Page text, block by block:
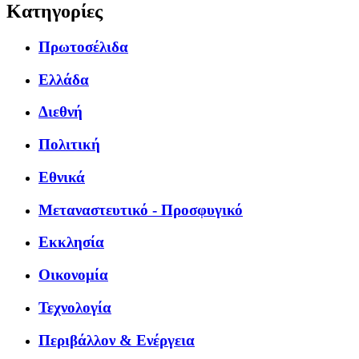
Κατηγορίες
Πρωτοσέλιδα
Ελλάδα
Διεθνή
Πολιτική
Εθνικά
Μεταναστευτικό - Προσφυγικό
Εκκλησία
Οικονομία
Τεχνολογία
Περιβάλλον & Ενέργεια